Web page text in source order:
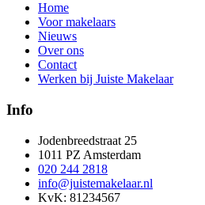
Home
Voor makelaars
Nieuws
Over ons
Contact
Werken bij Juiste Makelaar
Info
Jodenbreedstraat 25
1011 PZ Amsterdam
020 244 2818
info@juistemakelaar.nl
KvK: 81234567